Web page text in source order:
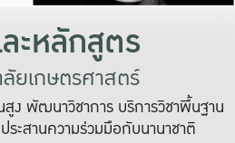
ะหลักสูตร
ยเกษตรศาสตร์
ง พัฒนาวิชาการ บริการวิชาพื้นฐาน
ระสานความร่วมมือกับนานาชาติ